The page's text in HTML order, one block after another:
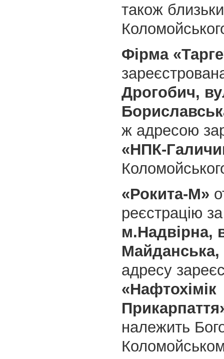
також
Фірма
Дрогобич,
ж адресою
«НПК-
«Рокита-М»
реєстрацію
м.Надвірна,
Майданська,
адресу
«Нафтохімік
належить